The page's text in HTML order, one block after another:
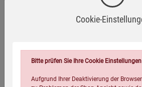
Autor BiographieCookie-
Bitte prüfen Sie Ihre Cookie
Aufgrund Ihrer Deaktivierung der